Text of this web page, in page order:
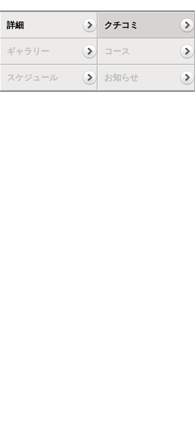
詳細 クチコミ
ギャラリー コース
スケジュール お知らせ